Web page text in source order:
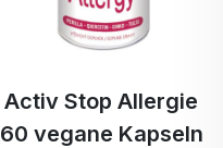
Activ Stop Allergie
60 vegane Kapseln